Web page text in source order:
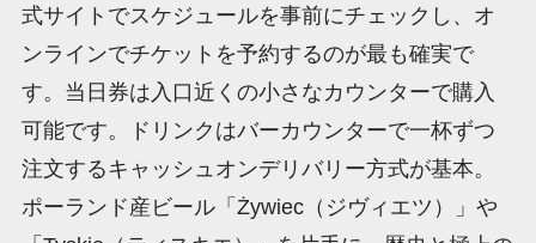
式サイトでスケジュールを事前にチェックし、オ
ンラインでチケットを予約するのが最も確実で
す。当日券は入口近くの小さなカウンターで購入
可能です。ドリンクはバーカウンターで一杯ずつ
注文するキャッシュオンデリバリー方式が基本。
ポーランド産ビール「Żywiec（ジヴィエツ）」や